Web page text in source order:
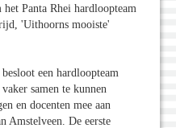
Panta Rhei hardloopteam
'Uithoorns mooiste'
een hardloopteam
samen te kunnen
en docenten mee aan
Amstelveen. De eerste